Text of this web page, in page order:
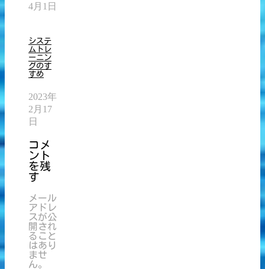
4月1日
システ
ムトレ
ーニン
グのす
すめ
2023年
2月17
日
コメ
ント
を残
す
メール
アドレ
スが公
開され
ること
はあり
ませ
ん。